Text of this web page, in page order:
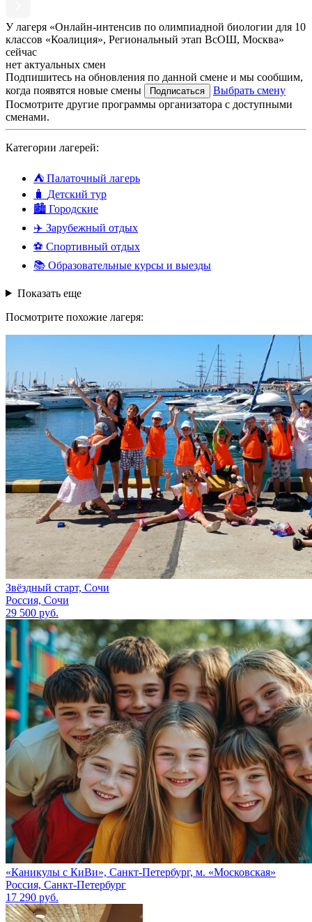
У лагеря «Онлайн-интенсив по олимпиадной биологии для 10
классов «Коалиция», Региональный этап ВсОШ, Москва»
сейчас
нет актуальных смен
Подпишитесь на обновления по данной смене и мы сообшим,
когда появятся новые смены
Подписаться
Выбрать смену
Посмотрите другие программы организатора с доступными
сменами.
Категории лагерей:
⛺ Палаточный лагерь
🧳 Детский тур
🏙️ Городские
✈️ Зарубежный отдых
⚽ Спортивный отдых
📚 Образовательные курсы и выезды
Показать еще
Посмотрите похожие лагеря:
Звёздный старт, Сочи
Россия, Сочи
29 500 руб.
«Каникулы с КиВи», Санкт-Петербург, м. «Московская»
Россия, Санкт-Петербург
17 290 руб.